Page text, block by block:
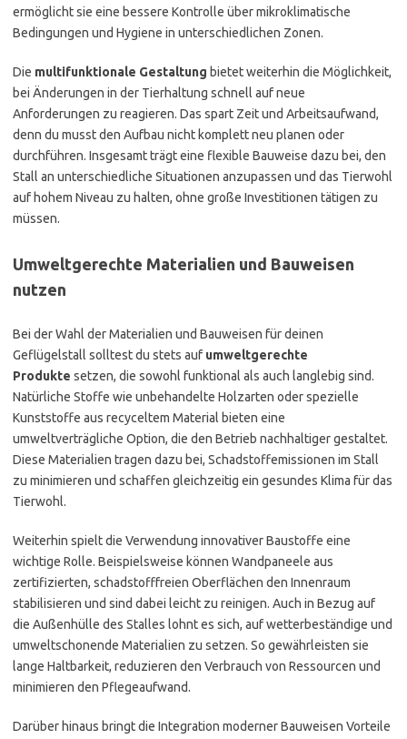
ermöglicht sie eine bessere Kontrolle über mikroklimatische
Bedingungen und Hygiene in unterschiedlichen Zonen.
Die multifunktionale Gestaltung bietet weiterhin die Möglichkeit,
bei Änderungen in der Tierhaltung schnell auf neue
Anforderungen zu reagieren. Das spart Zeit und Arbeitsaufwand,
denn du musst den Aufbau nicht komplett neu planen oder
durchführen. Insgesamt trägt eine flexible Bauweise dazu bei, den
Stall an unterschiedliche Situationen anzupassen und das Tierwohl
auf hohem Niveau zu halten, ohne große Investitionen tätigen zu
müssen.
Umweltgerechte Materialien und Bauweisen
nutzen
Bei der Wahl der Materialien und Bauweisen für deinen
Geflügelstall solltest du stets auf umweltgerechte
Produkte setzen, die sowohl funktional als auch langlebig sind.
Natürliche Stoffe wie unbehandelte Holzarten oder spezielle
Kunststoffe aus recyceltem Material bieten eine
umweltverträgliche Option, die den Betrieb nachhaltiger gestaltet.
Diese Materialien tragen dazu bei, Schadstoffemissionen im Stall
zu minimieren und schaffen gleichzeitig ein gesundes Klima für das
Tierwohl.
Weiterhin spielt die Verwendung innovativer Baustoffe eine
wichtige Rolle. Beispielsweise können Wandpaneele aus
zertifizierten, schadstofffreien Oberflächen den Innenraum
stabilisieren und sind dabei leicht zu reinigen. Auch in Bezug auf
die Außenhülle des Stalles lohnt es sich, auf wetterbeständige und
umweltschonende Materialien zu setzen. So gewährleisten sie
lange Haltbarkeit, reduzieren den Verbrauch von Ressourcen und
minimieren den Pflegeaufwand.
Darüber hinaus bringt die Integration moderner Bauweisen Vorteile